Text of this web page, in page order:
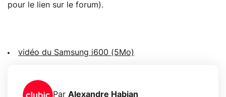
pour le lien sur le forum).
vidéo du Samsung i600 (5Mo)
Par Alexandre Habian